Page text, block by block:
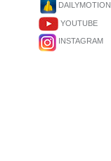
DAILYMOTION
YOUTUBE
INSTAGRAM